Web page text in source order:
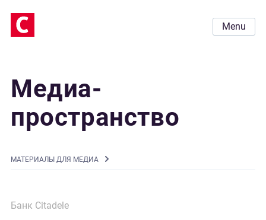
Menu
Медиа-
пространство
MАТЕРИАЛЫ ДЛЯ МЕДИА
Банк Citadele